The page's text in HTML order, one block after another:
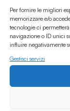
Per fornire le migliori
memorizzare e/o
tecnologie ci
navigazione o ID unici
influire negativamente
Gestisci servizi
NEU RADIO